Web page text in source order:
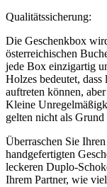
Qualitätssicherung:
Die Geschenkbox
österreichischen
jede Box einzigartig
Holzes bedeutet,
auftreten können,
Kleine
gelten nicht als
Überraschen Sie
handgefertigten
leckeren Duplo-
Ihrem Partner, wie